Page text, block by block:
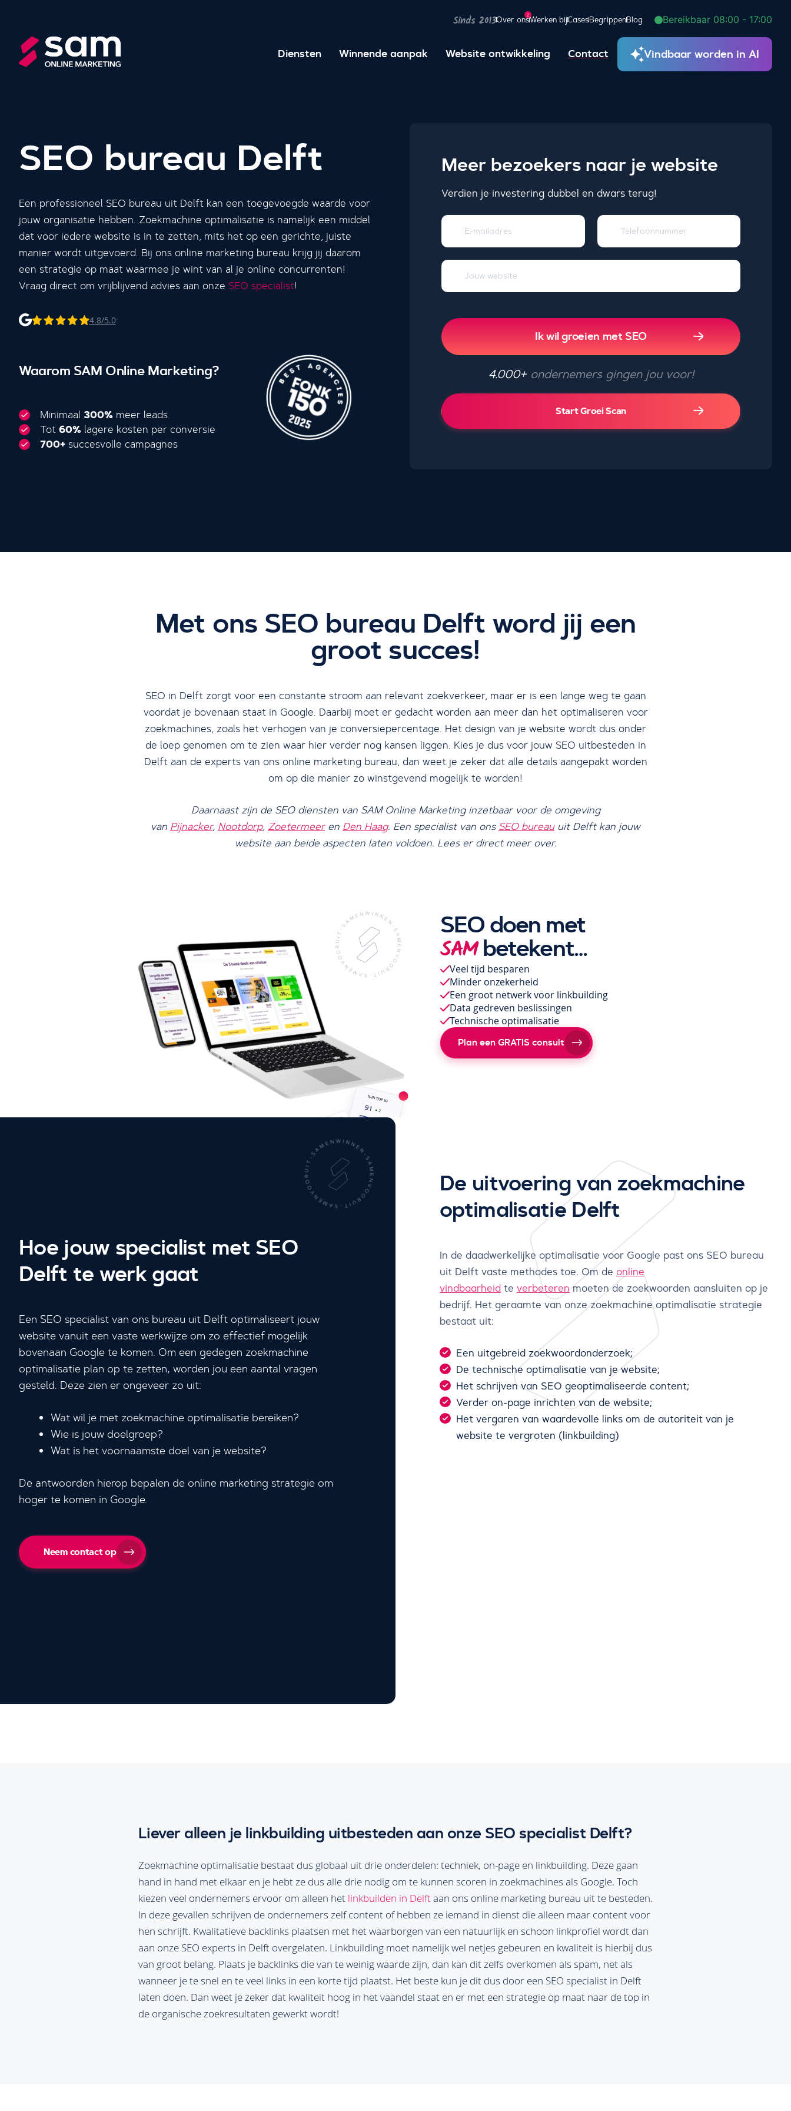
Sinds 2013Over ons
2
Werken bijCasesBegrippenBlog Bereikbaar 08:00 - 17:00
Diensten Winnende aanpak Website ontwikkeling Contact Vindbaar worden in AI
SEO bureau Delft
Een professioneel SEO bureau uit Delft kan een toegevoegde waarde voor
jouw organisatie hebben. Zoekmachine optimalisatie is namelijk een middel
dat voor iedere website is in te zetten, mits het op een gerichte, juiste
manier wordt uitgevoerd. Bij ons online marketing bureau krijg jij daarom
een strategie op maat waarmee je wint van al je online concurrenten!
Vraag direct om vrijblijvend advies aan onze SEO specialist!
4.8/5.0
Waarom SAM Online Marketing?
Minimaal 300% meer leads
Tot 60% lagere kosten per conversie
700+ succesvolle campagnes
Meer bezoekers naar je website
Verdien je investering dubbel en dwars terug!
Ik wil groeien met SEO
4.000+ondernemers gingen jou voor!
Start Groei Scan
Met ons SEO bureau Delft word jij een
groot succes!
SEO in Delft zorgt voor een constante stroom aan relevant zoekverkeer, maar er is een lange weg te gaan
voordat je bovenaan staat in Google. Daarbij moet er gedacht worden aan meer dan het optimaliseren voor
zoekmachines, zoals het verhogen van je conversiepercentage. Het design van je website wordt dus onder
de loep genomen om te zien waar hier verder nog kansen liggen. Kies je dus voor jouw SEO uitbesteden in
Delft aan de experts van ons online marketing bureau, dan weet je zeker dat alle details aangepakt worden
om op die manier zo winstgevend mogelijk te worden!
Daarnaast zijn de SEO diensten van SAM Online Marketing inzetbaar voor de omgeving
van Pijnacker, Nootdorp, Zoetermeeren Den Haag. Een specialist van ons SEO bureauuit Delft kan jouw
website aan beide aspecten laten voldoen. Lees er direct meer over.
SEO doen met
SAMbetekent…
Veel tijd besparen
Minder onzekerheid
Een groot netwerk voor linkbuilding
Data gedreven beslissingen
Technische optimalisatie
Plan een GRATIS consult
Hoe jouw specialist met SEO
Delft te werk gaat
Een SEO specialist van ons bureau uit Delft optimaliseert jouw
website vanuit een vaste werkwijze om zo effectief mogelijk
bovenaan Google te komen. Om een gedegen zoekmachine
optimalisatie plan op te zetten, worden jou een aantal vragen
gesteld. Deze zien er ongeveer zo uit:
Wat wil je met zoekmachine optimalisatie bereiken?
Wie is jouw doelgroep?
Wat is het voornaamste doel van je website?
De antwoorden hierop bepalen de online marketing strategie om
hoger te komen in Google.
Neem contact op
De uitvoering van zoekmachine
optimalisatie Delft
In de daadwerkelijke optimalisatie voor Google past ons SEO bureau
uit Delft vaste methodes toe. Om de online
vindbaarheid te verbeterenmoeten de zoekwoorden aansluiten op je
bedrijf. Het geraamte van onze zoekmachine optimalisatie strategie
bestaat uit:
Een uitgebreid zoekwoordonderzoek;
De technische optimalisatie van je website;
Het schrijven van SEO geoptimaliseerde content;
Verder on-page inrichten van de website;
Het vergaren van waardevolle links om de autoriteit van je
website te vergroten (linkbuilding)
Liever alleen je linkbuilding uitbesteden aan onze SEO specialist Delft?
Zoekmachine optimalisatie bestaat dus globaal uit drie onderdelen: techniek, on-page en linkbuilding. Deze gaan
hand in hand met elkaar en je hebt ze dus alle drie nodig om te kunnen scoren in zoekmachines als Google. Toch
kiezen veel ondernemers ervoor om alleen het linkbuilden in Delftaan ons online marketing bureau uit te besteden.
In deze gevallen schrijven de ondernemers zelf content of hebben ze iemand in dienst die alleen maar content voor
hen schrijft. Kwalitatieve backlinks plaatsen met het waarborgen van een natuurlijk en schoon linkprofiel wordt dan
aan onze SEO experts in Delft overgelaten. Linkbuilding moet namelijk wel netjes gebeuren en kwaliteit is hierbij dus
van groot belang. Plaats je backlinks die van te weinig waarde zijn, dan kan dit zelfs overkomen als spam, net als
wanneer je te snel en te veel links in een korte tijd plaatst. Het beste kun je dit dus door een SEO specialist in Delft
laten doen. Dan weet je zeker dat kwaliteit hoog in het vaandel staat en er met een strategie op maat naar de top in
de organische zoekresultaten gewerkt wordt!